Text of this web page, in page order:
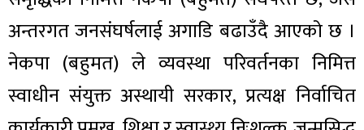
अन्तरगत जनसंघर्षलाई अगाडि बढाउँदै आएको छ ।
नेकपा (बहुमत) ले व्यवस्था परिवर्तनका निमित्त
स्वाधीन संयुक्त अस्थायी सरकार, प्रत्यक्ष निर्वाचित